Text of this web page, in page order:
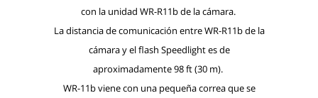
con la unidad WR-R11b de la cámara.
La distancia de comunicación entre WR-R11b de la
cámara y el flash Speedlight es de
aproximadamente 98 ft (30 m).
WR-11b viene con una pequeña correa que se